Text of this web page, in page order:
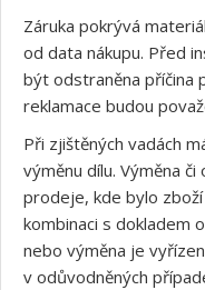
Záruka pokrývá
od data nákupu. Před
být odstraněna příčina
reklamace budou
Při zjištěných vadách
výměnu dílu. Výměna
prodeje, kde bylo
kombinaci s dokladem
nebo výměna je
v odůvodněných